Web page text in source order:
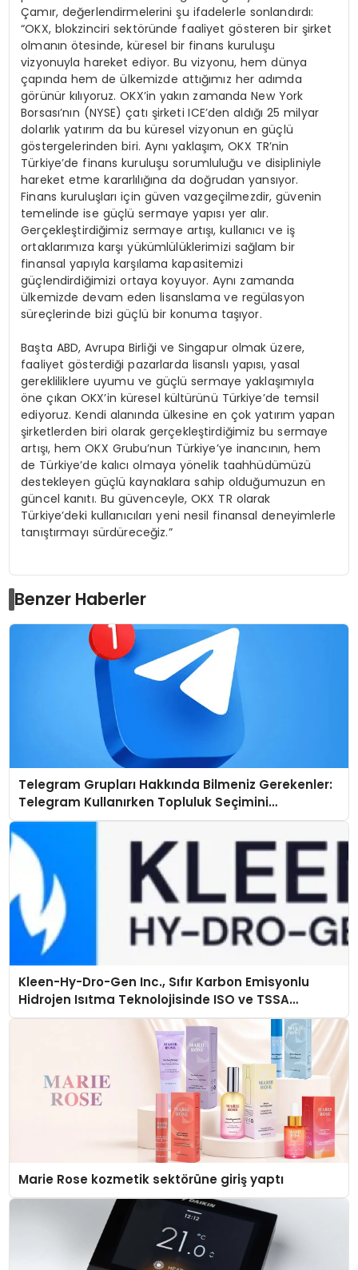
Çamır, değerlendirmelerini şu ifadelerle sonlandırdı:
“OKX, blokzinciri sektöründe faaliyet gösteren bir şirket
olmanın ötesinde, küresel bir finans kuruluşu
vizyonuyla hareket ediyor. Bu vizyonu, hem dünya
çapında hem de ülkemizde attığımız her adımda
görünür kılıyoruz. OKX’in yakın zamanda New York
Borsası’nın (NYSE) çatı şirketi ICE’den aldığı 25 milyar
dolarlık yatırım da bu küresel vizyonun en güçlü
göstergelerinden biri. Aynı yaklaşım, OKX TR’nin
Türkiye’de finans kuruluşu sorumluluğu ve disipliniyle
hareket etme kararlılığına da doğrudan yansıyor.
Finans kuruluşları için güven vazgeçilmezdir, güvenin
temelinde ise güçlü sermaye yapısı yer alır.
Gerçekleştirdiğimiz sermaye artışı, kullanıcı ve iş
ortaklarımıza karşı yükümlülüklerimizi sağlam bir
finansal yapıyla karşılama kapasitemizi
güçlendirdiğimizi ortaya koyuyor. Aynı zamanda
ülkemizde devam eden lisanslama ve regülasyon
süreçlerinde bizi güçlü bir konuma taşıyor.
Başta ABD, Avrupa Birliği ve Singapur olmak üzere,
faaliyet gösterdiği pazarlarda lisanslı yapısı, yasal
gerekliliklere uyumu ve güçlü sermaye yaklaşımıyla
öne çıkan OKX’in küresel kültürünü Türkiye’de temsil
ediyoruz. Kendi alanında ülkesine en çok yatırım yapan
şirketlerden biri olarak gerçekleştirdiğimiz bu sermaye
artışı, hem OKX Grubu’nun Türkiye’ye inancının, hem
de Türkiye’de kalıcı olmaya yönelik taahhüdümüzü
destekleyen güçlü kaynaklara sahip olduğumuzun en
güncel kanıtı. Bu güvenceyle, OKX TR olarak
Türkiye’deki kullanıcıları yeni nesil finansal deneyimlerle
tanıştırmayı sürdüreceğiz.”
Benzer Haberler
Telegram Grupları Hakkında Bilmeniz Gerekenler:
Telegram Kullanırken Topluluk Seçimini
Kolaylaştırın
Kleen-Hy-Dro-Gen Inc., Sıfır Karbon Emisyonlu
Hidrojen Isıtma Teknolojisinde ISO ve TSSA
Düzenleyici Onaylarını Aldı
Marie Rose kozmetik sektörüne giriş yaptı